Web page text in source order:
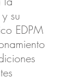
su
EDPM